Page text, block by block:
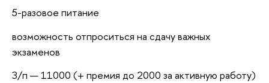
5-разовое питание
возможность отпроситься на сдачу важных
экзаменов
З/п — 11000 (+ премия до 2000 за активную работу)